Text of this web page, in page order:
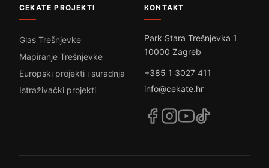
CEKATE PROJEKTI
Glas Trešnjevke
Mapiranje Trešnjevke
Europski projekti i suradnja
Istraživački projekti
KONTAKT
Park Stara Trešnjevka 1
10000 Zagreb
+385 1 3027 411
info@cekate.hr